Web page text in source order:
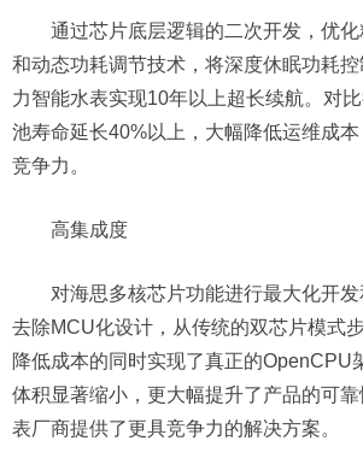
通过芯片底层逻辑的二次开发，优
和动态功耗调节技术，将深度休眠功耗
力智能水表实现10年以上超长续航。对
池寿命延长40%以上，大幅降低运维成
竞争力。
高集成度
对海思多核芯片功能进行最大化开
去除MCU化设计，从传统的双芯片模式
降低成本的同时实现了真正的OpenCPU
体积显著缩小，更大幅提升了产品的可
表厂商提供了更具竞争力的解决方案。